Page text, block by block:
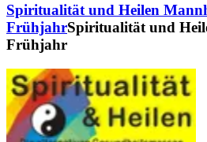
Spiritualität und Heilen
FrühjahrSpiritualität und
Frühjahr